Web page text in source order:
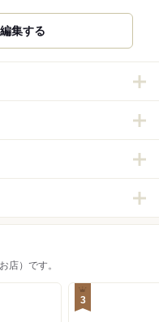
集する
店）です。
3